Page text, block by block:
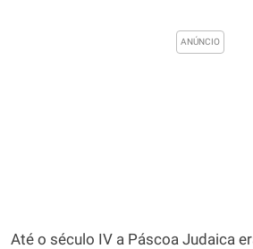
Até o século IV a Páscoa Judaica